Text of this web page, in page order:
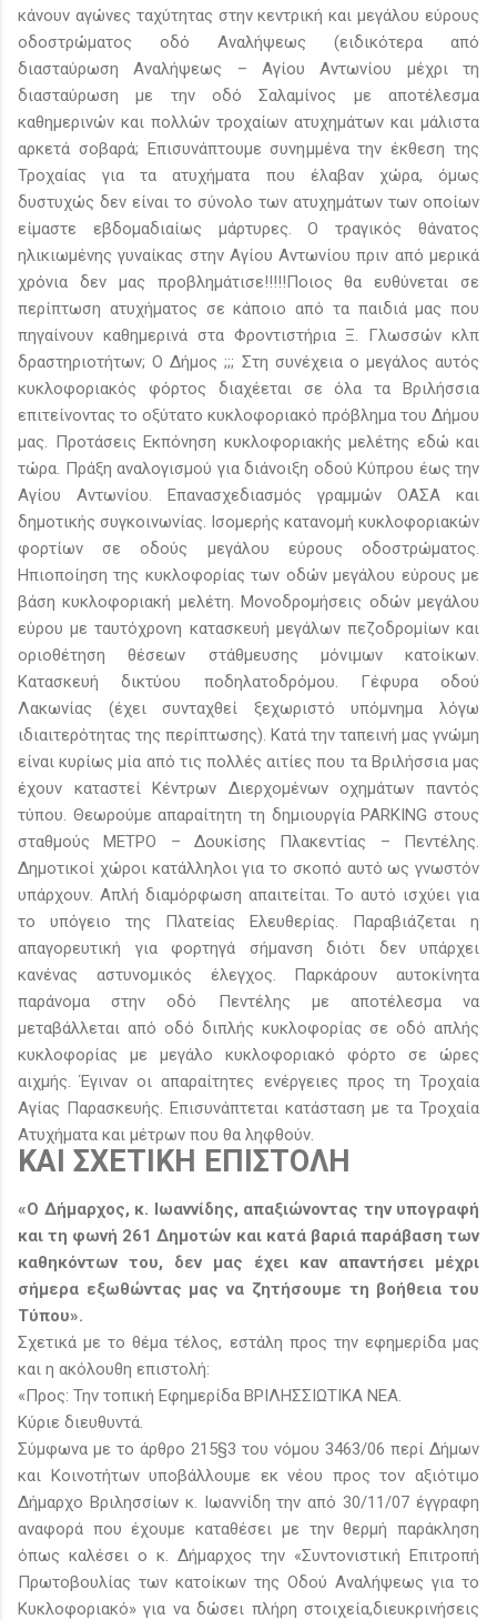
κάνουν αγώνες ταχύτητας στην κεντρική και μεγάλου εύρους
οδοστρώματος οδό Αναλήψεως (ειδικότερα από
διασταύρωση Αναλήψεως – Αγίου Αντωνίου μέχρι τη
διασταύρωση με την οδό Σαλαμίνος με αποτέλεσμα
καθημερινών και πολλών τροχαίων ατυχημάτων και μάλιστα
αρκετά σοβαρά; Επισυνάπτουμε συνημμένα την έκθεση της
Τροχαίας για τα ατυχήματα που έλαβαν χώρα, όμως
δυστυχώς δεν είναι το σύνολο των ατυχημάτων των οποίων
είμαστε εβδομαδιαίως μάρτυρες. Ο τραγικός θάνατος
ηλικιωμένης γυναίκας στην Αγίου Αντωνίου πριν από μερικά
χρόνια δεν μας προβλημάτισε!!!!!Ποιος θα ευθύνεται σε
περίπτωση ατυχήματος σε κάποιο από τα παιδιά μας που
πηγαίνουν καθημερινά στα Φροντιστήρια Ξ. Γλωσσών κλπ
δραστηριοτήτων; Ο Δήμος ;;; Στη συνέχεια ο μεγάλος αυτός
κυκλοφοριακός φόρτος διαχέεται σε όλα τα Βριλήσσια
επιτείνοντας το οξύτατο κυκλοφοριακό πρόβλημα του Δήμου
μας. Προτάσεις Εκπόνηση κυκλοφοριακής μελέτης εδώ και
τώρα. Πράξη αναλογισμού για διάνοιξη οδού Κύπρου έως την
Αγίου Αντωνίου. Επανασχεδιασμός γραμμών ΟΑΣΑ και
δημοτικής συγκοινωνίας. Ισομερής κατανομή κυκλοφοριακών
φορτίων σε οδούς μεγάλου εύρους οδοστρώματος.
Ηπιοποίηση της κυκλοφορίας των οδών μεγάλου εύρους με
βάση κυκλοφοριακή μελέτη. Μονοδρομήσεις οδών μεγάλου
εύρου με ταυτόχρονη κατασκευή μεγάλων πεζοδρομίων και
οριοθέτηση θέσεων στάθμευσης μόνιμων κατοίκων.
Κατασκευή δικτύου ποδηλατοδρόμου. Γέφυρα οδού
Λακωνίας (έχει συνταχθεί ξεχωριστό υπόμνημα λόγω
ιδιαιτερότητας της περίπτωσης). Κατά την ταπεινή μας γνώμη
είναι κυρίως μία από τις πολλές αιτίες που τα Βριλήσσια μας
έχουν καταστεί Κέντρων Διερχομένων οχημάτων παντός
τύπου. Θεωρούμε απαραίτητη τη δημιουργία PARKING στους
σταθμούς ΜΕΤΡΟ – Δουκίσης Πλακεντίας – Πεντέλης.
Δημοτικοί χώροι κατάλληλοι για το σκοπό αυτό ως γνωστόν
υπάρχουν. Απλή διαμόρφωση απαιτείται. Το αυτό ισχύει για
το υπόγειο της Πλατείας Ελευθερίας. Παραβιάζεται η
απαγορευτική για φορτηγά σήμανση διότι δεν υπάρχει
κανένας αστυνομικός έλεγχος. Παρκάρουν αυτοκίνητα
παράνομα στην οδό Πεντέλης με αποτέλεσμα να
μεταβάλλεται από οδό διπλής κυκλοφορίας σε οδό απλής
κυκλοφορίας με μεγάλο κυκλοφοριακό φόρτο σε ώρες
αιχμής. Έγιναν οι απαραίτητες ενέργειες προς τη Τροχαία
Αγίας Παρασκευής. Επισυνάπτεται κατάσταση με τα Τροχαία
Ατυχήματα και μέτρων που θα ληφθούν.
ΚΑΙ ΣΧΕΤΙΚΗ ΕΠΙΣΤΟΛΗ
«Ο Δήμαρχος, κ. Ιωαννίδης, απαξιώνοντας την υπογραφή
και τη φωνή 261 Δημοτών και κατά βαριά παράβαση των
καθηκόντων του, δεν μας έχει καν απαντήσει μέχρι
σήμερα εξωθώντας μας να ζητήσουμε τη βοήθεια του
Τύπου».
Σχετικά με το θέμα τέλος, εστάλη προς την εφημερίδα μας
και η ακόλουθη επιστολή:
«Προς: Την τοπική Εφημερίδα ΒΡΙΛΗΣΣΙΩΤΙΚΑ ΝΕΑ.
Κύριε διευθυντά.
Σύμφωνα με το άρθρο 215§3 του νόμου 3463/06 περί Δήμων
και Κοινοτήτων υποβάλλουμε εκ νέου προς τον αξιότιμο
Δήμαρχο Βριλησσίων κ. Ιωαννίδη την από 30/11/07 έγγραφη
αναφορά που έχουμε καταθέσει με την θερμή παράκληση
όπως καλέσει ο κ. Δήμαρχος την «Συντονιστική Επιτροπή
Πρωτοβουλίας των κατοίκων της Οδού Αναλήψεως για το
Κυκλοφοριακό» για να δώσει πλήρη στοιχεία,διευκρινήσεις